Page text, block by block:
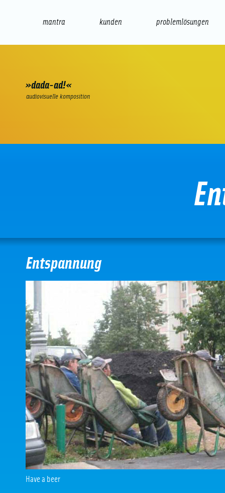
mantra kunden problemlösungen
»dada-ad!«
audiovisuelle komposition
Entspannung
Have a beer